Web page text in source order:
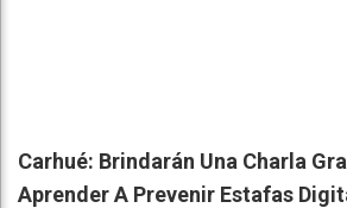
Carhué: Brindarán Una Charla
Aprender A Prevenir Estafas